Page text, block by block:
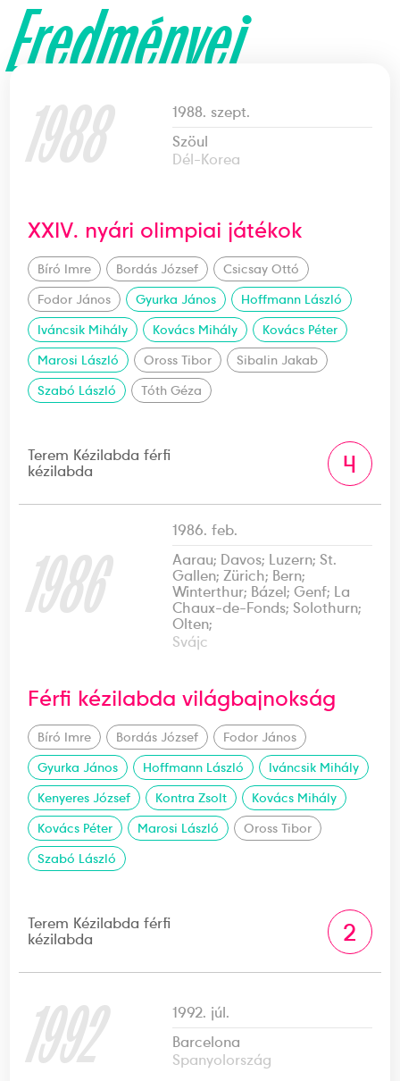
Eredményei
1988
1988. szept.
Szöul
Dél-Korea
XXIV. nyári olimpiai játékok
Bíró Imre Bordás József
Csicsay Ottó
Fodor János
Gyurka János
Hoffmann László
Iváncsik Mihály
Kovács Mihály
Kovács Péter
Marosi László
Oross Tibor
Sibalin Jakab
Szabó László
Tóth Géza
Terem Kézilabda férfi
kézilabda
4
1986
1986. feb.
Aarau; Davos; Luzern; St.
Gallen; Zürich; Bern;
Winterthur; Bázel; Genf; La
Chaux-de-Fonds; Solothurn;
Olten;
Svájc
Férfi kézilabda világbajnokság
Bíró Imre Bordás József
Fodor János
Gyurka János
Hoffmann László
Iváncsik Mihály
Kenyeres József
Kontra Zsolt
Kovács Mihály
Kovács Péter
Marosi László
Oross Tibor
Szabó László
Terem Kézilabda férfi
kézilabda
2
1992
1992. júl.
Barcelona
Spanyolország